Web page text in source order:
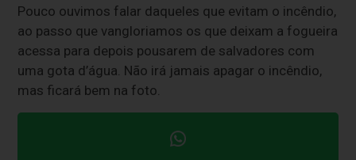
Pouco ouvimos falar daqueles que evitam o incêndio,
ao passo que vangloriamos os que deixam a fogueira
acessa para depois pousarem de salvadores com
uma gota d’água. Não irá jamais apagar o incêndio,
mas ficará bem na foto.